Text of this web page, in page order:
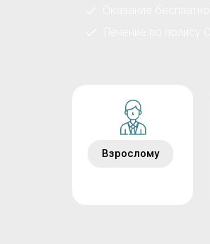
Взрослому